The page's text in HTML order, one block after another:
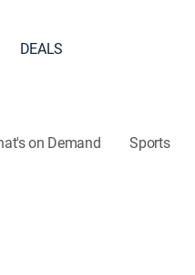
DEALS
on Demand Sports